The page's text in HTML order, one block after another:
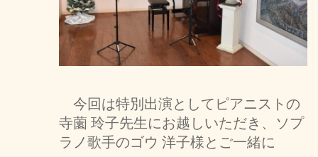
今回は特別出演としてピアニストの
寺薗 玲子先生にお越しいただき、ソプ
ラノ歌手のゴウ 洋子様とご一緒に